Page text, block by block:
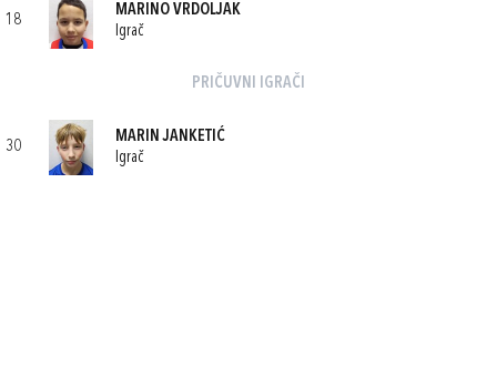
18
MARINO VRDOLJAK
Igrač
PRIČUVNI IGRAČI
30
MARIN JANKETIĆ
Igrač